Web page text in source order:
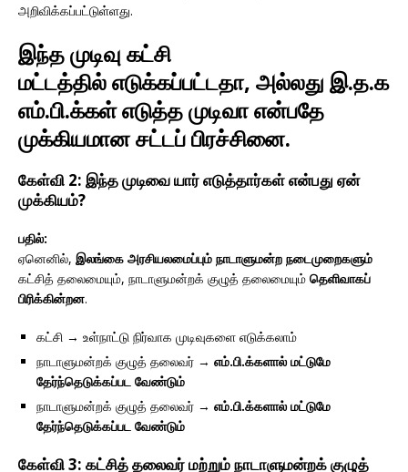
அறிவிக்கப்பட்டுள்ளது.
இந்த முடிவு கட்சி
மட்டத்தில்எடுக்கப்பட்டதா, அல்லது இ.த.க
எம்.பி.க்கள்எடுத்த முடிவா என்பதே
முக்கியமான சட்டப் பிரச்சினை.
கேள்வி 2: இந்த முடிவை யார் எடுத்தார்கள் என்பது ஏன்
முக்கியம்?
பதில்:
ஏனெனில், இலங்கை அரசியலமைப்பும் நாடாளுமன்ற நடைமுறைகளும்
கட்சித் தலைமையும், நாடாளுமன்றக் குழுத் தலைமையும் தெளிவாகப்
பிரிக்கின்றன.
கட்சி → உள்நாட்டு நிர்வாக முடிவுகளை எடுக்கலாம்
நாடாளுமன்றக் குழுத் தலைவர் → எம்.பி.க்களால் மட்டுமே
தேர்ந்தெடுக்கப்பட வேண்டும்
நாடாளுமன்றக் குழுத் தலைவர் → எம்.பி.க்களால் மட்டுமே
தேர்ந்தெடுக்கப்பட வேண்டும்
கேள்வி 3: கட்சித் தலைவர் மற்றும் நாடாளுமன்றக் குழுத்